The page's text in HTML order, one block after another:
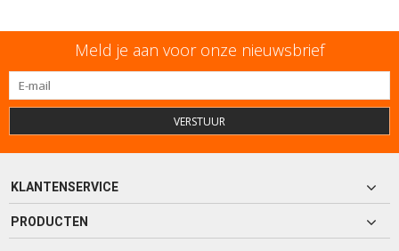
Meld je aan voor onze nieuwsbrief
VERSTUUR
KLANTENSERVICE
PRODUCTEN